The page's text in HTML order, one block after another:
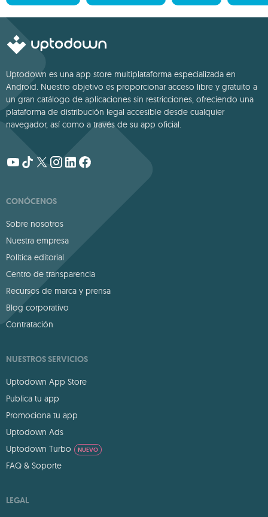
Uptodown es una app store multiplataforma especializada en
Android. Nuestro objetivo es proporcionar acceso libre y gratuito a
un gran catálogo de aplicaciones sin restricciones, ofreciendo una
plataforma de distribución legal accesible desde cualquier
navegador, así como a través de su app oficial.
CONÓCENOS
Sobre nosotros
Nuestra empresa
Política editorial
Centro de transparencia
Recursos de marca y prensa
Blog corporativo
Contratación
NUESTROS SERVICIOS
Uptodown App Store
Publica tu app
Promociona tu app
Uptodown Ads
Uptodown Turbo
NUEVO
FAQ & Soporte
LEGAL